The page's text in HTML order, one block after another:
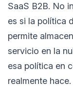
SaaS B2B. No
es si la política
permite
servicio en la
esa política en
realmente hace.